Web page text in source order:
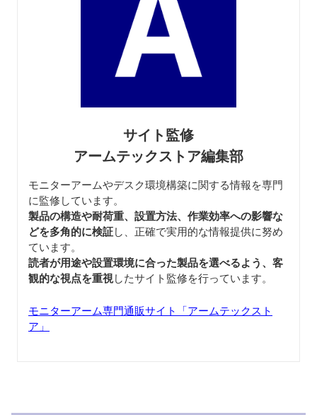
サイト監修
アームテックストア編集部
モニターアームやデスク環境構築に関する情報を専門
に監修しています。
製品の構造や耐荷重、設置方法、作業効率への影響な
どを多角的に検証し、正確で実用的な情報提供に努め
ています。
読者が用途や設置環境に合った製品を選べるよう、客
観的な視点を重視したサイト監修を行っています。
モニターアーム専門通販サイト「アームテックスト
ア」